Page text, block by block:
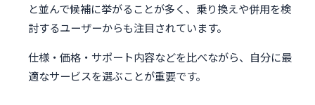
と並んで候補に挙がることが多く、乗り換えや併用を検
討するユーザーからも注目されています。
仕様・価格・サポート内容などを比べながら、自分に最
適なサービスを選ぶことが重要です。